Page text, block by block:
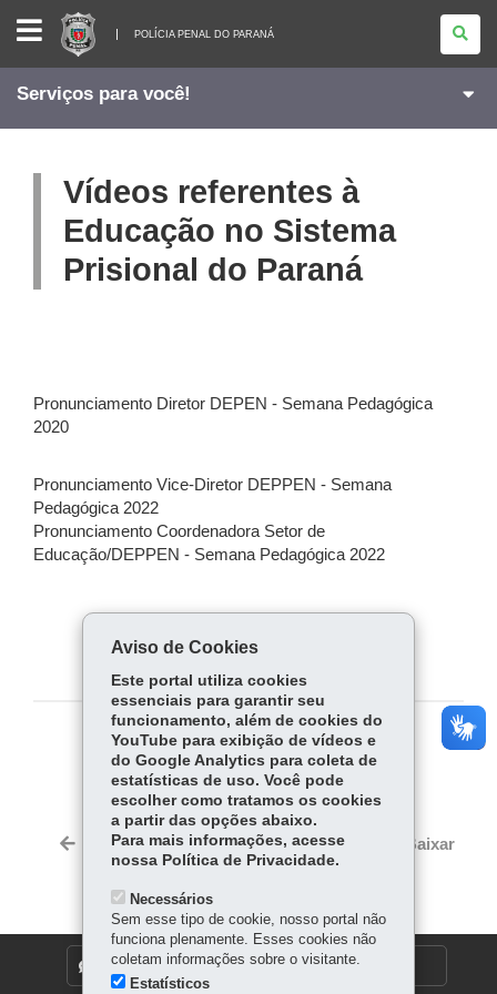
POLÍCIA
PENAL
DO
PARANÁ
POLÍCIA PENAL DO PARANÁ
Serviços para você!
Vídeos referentes à
Educação no Sistema
Prisional do Paraná
Pronunciamento Diretor DEPEN - Semana Pedagógica
2020
Pronunciamento Vice-Diretor DEPPEN - Semana
Pedagógica 2022
Pronunciamento Coordenadora Setor de
Educação/DEPPEN - Semana Pedagógica 2022
COMPARTILHE:
Fa
ce
bo
ok
Tw
itt
W
ha
ts
Ap
Voltar Início Imprimir Baixar
DENUNCIE CORRUPÇÃO
Aviso de Cookies
Este portal utiliza cookies
essenciais para garantir seu
funcionamento, além de cookies do
YouTube para exibição de vídeos e
do Google Analytics para coleta de
estatísticas de uso. Você pode
escolher como tratamos os cookies
a partir das opções abaixo.
Para mais informações, acesse
nossa Política de Privacidade.
Necessários
Sem esse tipo de cookie, nosso portal não
funciona plenamente. Esses cookies não
coletam informações sobre o visitante.
Estatísticos